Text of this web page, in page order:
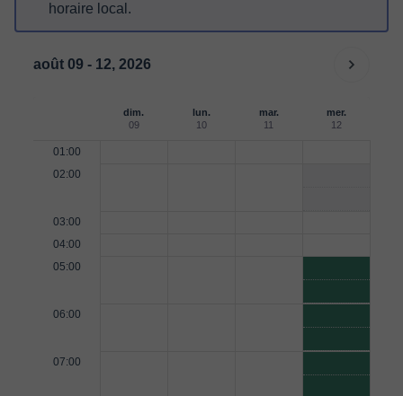
horaire local.
août 09 - 12, 2026
dim.
09
lun.
10
mar.
11
mer.
12
01:00
02:00
03:00
04:00
05:00
06:00
07:00